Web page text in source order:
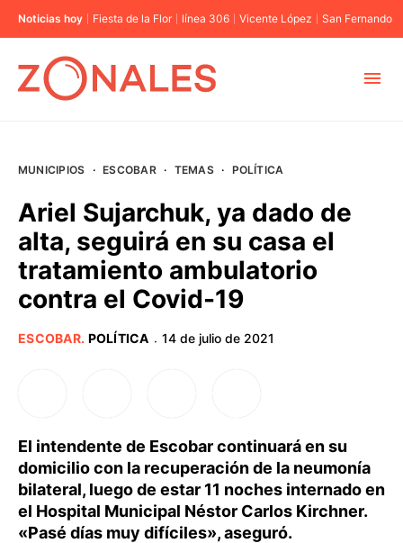
Noticias hoy Fiesta de la Flor línea 306 Vicente López San Fernando
BUENOS AIRES
PROVINCIAS
MUNICIPIOS · ESCOBAR · TEMAS · POLÍTICA
Ariel Sujarchuk, ya dado de
alta, seguirá en su casa el
tratamiento ambulatorio
contra el Covid-19
ESCOBAR. POLÍTICA · 14 de julio de 2021
El intendente de Escobar continuará en su
domicilio con la recuperación de la neumonía
bilateral, luego de estar 11 noches internado en
el Hospital Municipal Néstor Carlos Kirchner.
«Pasé días muy difíciles», aseguró.